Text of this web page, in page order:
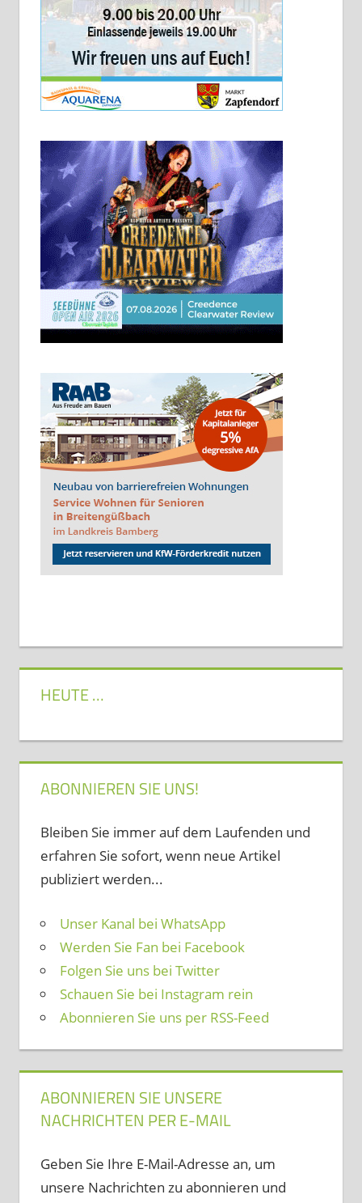
HEUTE …
ABONNIEREN SIE UNS!
Bleiben Sie immer auf dem Laufenden und
erfahren Sie sofort, wenn neue Artikel
publiziert werden...
Unser Kanal bei WhatsApp
Werden Sie Fan bei Facebook
Folgen Sie uns bei Twitter
Schauen Sie bei Instagram rein
Abonnieren Sie uns per RSS-Feed
ABONNIEREN SIE UNSERE
NACHRICHTEN PER E-MAIL
Geben Sie Ihre E-Mail-Adresse an, um
unsere Nachrichten zu abonnieren und